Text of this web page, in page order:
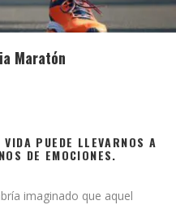
Maratón
PUEDE LLEVARNOS A
DE EMOCIONES.
imaginado que aquel